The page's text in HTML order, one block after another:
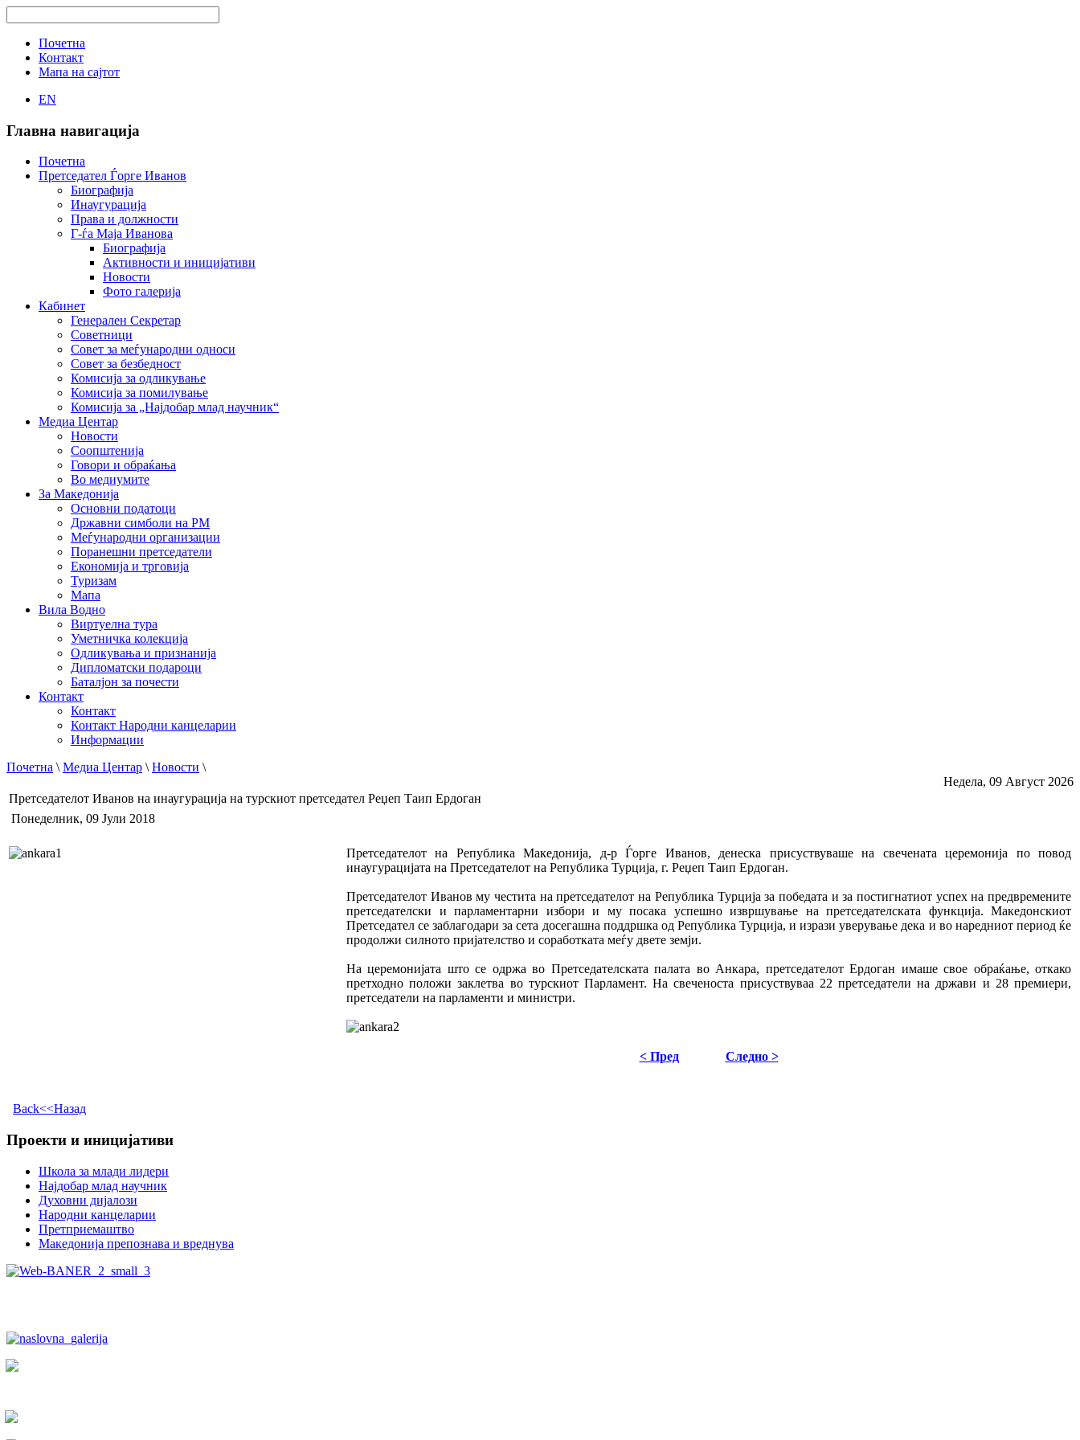
Почетна
Контакт
Мапа на сајтот
EN
Главна навигација
Почетна
Претседател Ѓорге Иванов
Биографија
Инаугурација
Права и должности
Г-ѓа Маја Иванова
Биографија
Активности и иницијативи
Новости
Фото галерија
Кабинет
Генерален Секретар
Советници
Совет за меѓународни односи
Совет за безбедност
Комисија за одликување
Комисија за помилување
Комисија за „Најдобар млад научник“
Медиа Центар
Новости
Соопштенија
Говори и обраќања
Во медиумите
За Македонија
Основни податоци
Државни симболи на РМ
Меѓународни организации
Поранешни претседатели
Економија и трговија
Туризам
Мапа
Вила Водно
Виртуелна тура
Уметничка колекција
Одликувања и признанија
Дипломатски подароци
Баталјон за почести
Контакт
Контакт
Контакт Народни канцеларии
Информации
Почетна \Медиа Центар \Новости \
Недела, 09 Август 2026
Претседателот Иванов на инаугурација на турскиот претседател Реџеп Таип Ердоган
Понеделник, 09 Јули 2018
Претседателот на Република Македонија, д-р Ѓорге Иванов, денеска присуствуваше на свечената церемонија по повод
инаугурацијата на Претседателот на Република Турција, г. Реџеп Таип Ердоган.
Претседателот Иванов му честита на претседателот на Република Турција за победата и за постигнатиот успех на предвремените
претседателски и парламентарни избори и му посака успешно извршување на претседателската функција. Македонскиот
Претседател се заблагодари за сета досегашна поддршка од Република Турција, и изрази уверување дека и во наредниот период ќе
продолжи силното пријателство и соработката меѓу двете земји.
На церемонијата што се одржа во Претседателската палата во Анкара, претседателот Ердоган имаше свое обраќање, откако
претходно положи заклетва во турскиот Парламент. На свеченоста присуствуваа 22 претседатели на држави и 28 премиери,
претседатели на парламенти и министри.
< Пред Следно >
Back<<Назад
Проекти и иницијативи
Школа за млади лидери
Најдобар млад научник
Духовни дијалози
Народни канцеларии
Претприемаштво
Македонија препознава и вреднува